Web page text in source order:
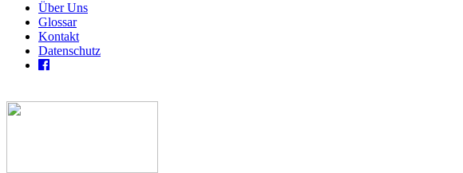
Über Uns
Glossar
Kontakt
Datenschutz